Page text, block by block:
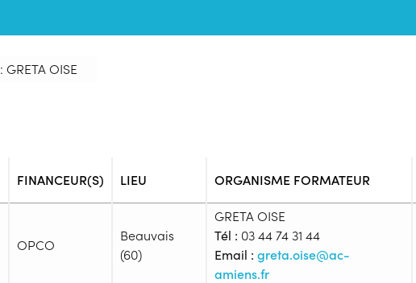
GRETA OISE
FINANCEUR(S) LIEU ORGANISME FORMATEUR
OPCO
Beauvais
(60)
GRETA OISE
Tél : 03 44 74 31 44
Email : greta.oise@ac-
amiens.fr